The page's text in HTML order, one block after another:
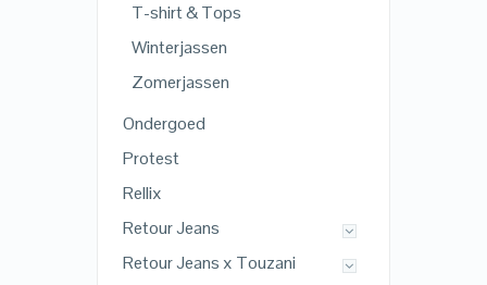
T-shirt & Tops
Winterjassen
Zomerjassen
Ondergoed
Protest
Rellix
Retour Jeans
Retour Jeans x Touzani